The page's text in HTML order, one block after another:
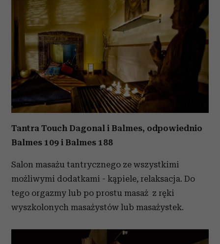
Tantra Touch Dagonal i Balmes, odpowiednio
Balmes 109 i Balmes 188
Salon masażu tantrycznego ze wszystkimi
możliwymi dodatkami - kąpiele, relaksacja. Do
tego orgazmy lub po prostu masaż z ręki
wyszkolonych masażystów lub masażystek.